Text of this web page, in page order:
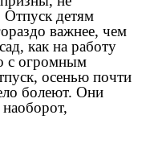
детям
важнее, чем
как на работу
с огромным
осенью почти
болеют. Они